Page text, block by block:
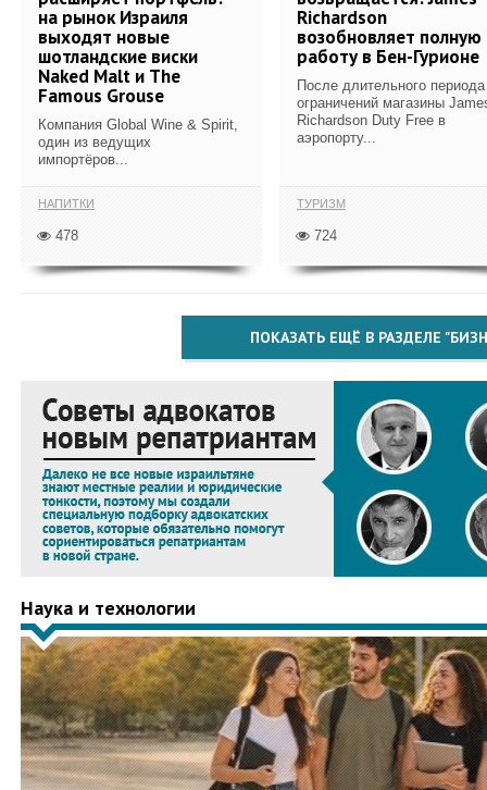
на рынок Израиля
выходят новые
шотландские виски
Naked Malt и The
Famous Grouse
Компания Global Wine & Spirit,
один из ведущих
импортёров...
НАПИТКИ
478
Richardson
возобновляет полную
работу в Бен-Гурионе
После длительного периода
ограничений магазины
Richardson Duty Free в
аэропорту...
ТУРИЗМ
724
ПОКАЗАТЬ ЕЩЁ В РАЗДЕЛЕ
Наука и технологии